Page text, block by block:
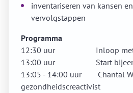
inventariseren van kansen
vervolgstappen
Programma
12:30 uur Inloop met
13:00 uur Start
13:05 - 14:00 uur Chantal
gezondheidscreactivist